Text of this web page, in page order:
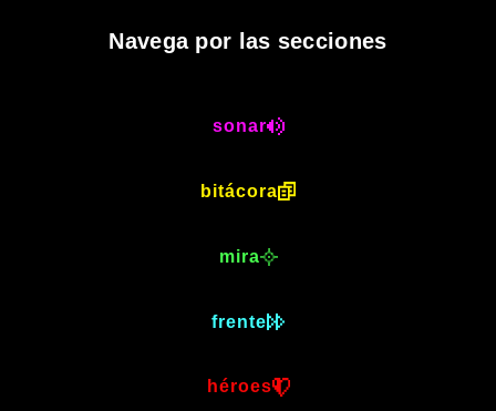
Navega por las secciones
sonar
bitácora
mira
frente
héroes